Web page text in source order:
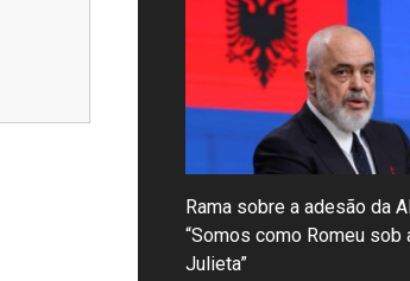
Rama sobre a adesão da
“Somos como Romeu sob
Julieta”